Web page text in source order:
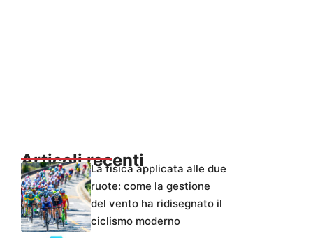
Articoli recentiLa fisica applicata alle due
ruote: come la gestione
del vento ha ridisegnato il
ciclismo moderno